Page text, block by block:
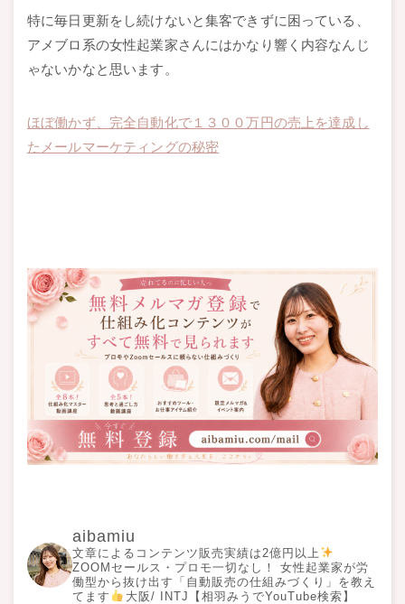
特に毎日更新をし続けないと集客できずに困っている、
アメブロ系の女性起業家さんにはかなり響く内容なんじ
ゃないかなと思います。
ほぼ働かず、完全自動化で１３００万円の売上を達成し
たメールマーケティングの秘密
aibamiu
文章によるコンテンツ販売実績は2億円以上
ZOOMセールス・プロモ一切なし！ 女性起業家が労
働型から抜け出す「自動販売の仕組みづくり」を教え
てます
大阪/ INTJ【相羽みうでYouTube検索】